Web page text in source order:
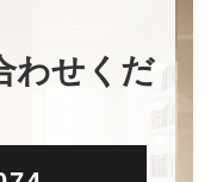
わせくだ